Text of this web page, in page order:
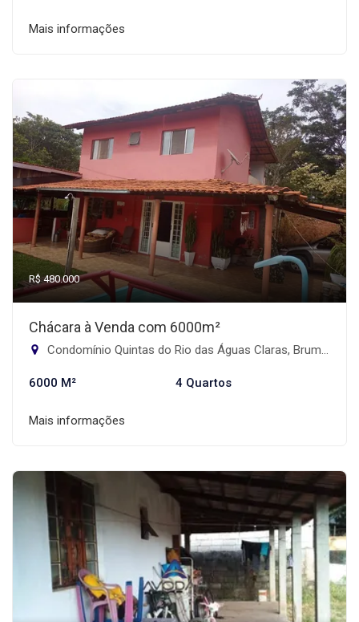
Mais informações
R$ 480.000
Chácara à Venda com 6000m²
Condomínio Quintas do Rio das Águas Claras, Brumadinho-MG
6000 M² 4 Quartos
Mais informações